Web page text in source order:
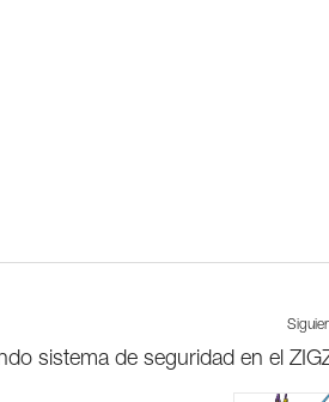
sistema de seguridad en el